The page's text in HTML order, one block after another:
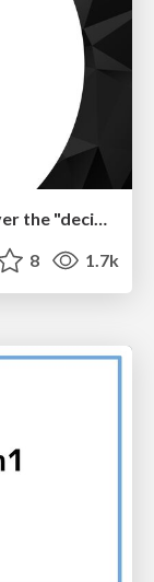
「決め方」の渡し方 / How to hand over the "decision-making process"
8 1.7k